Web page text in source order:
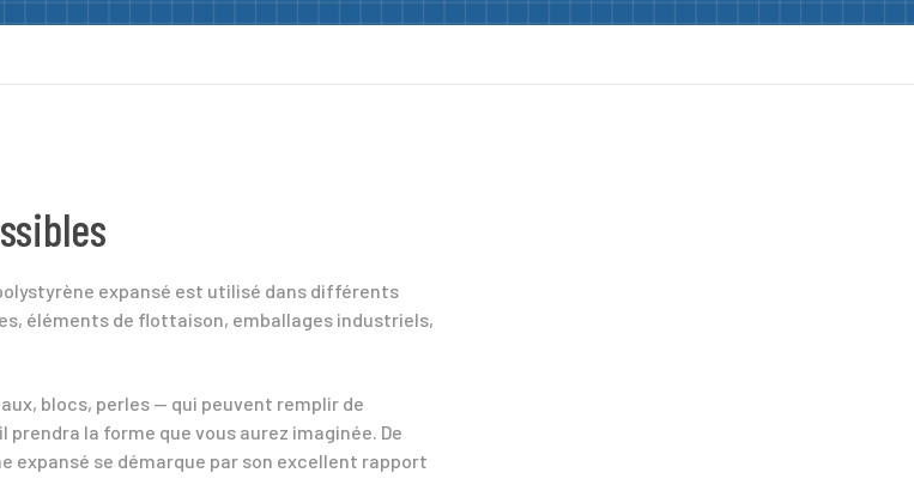
expansé est utilisé dans différents
éléments de flottaison, emballages industriels,
blocs, perles — qui peuvent remplir de
la forme que vous aurez imaginée. De
expansé se démarque par son excellent rapport